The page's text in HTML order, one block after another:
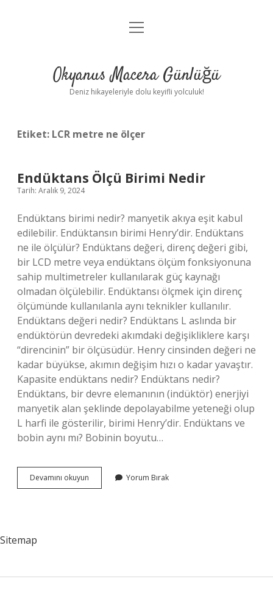
Anasayfa
Yasal Uyarı
menüyü
Okyanus Macera Günlüğü
Deniz hikayeleriyle dolu keyifli yolculuk!
Etiket: LCR metre ne ölçer
Endüktans Ölçü Birimi Nedir
Tarih: Aralık 9, 2024
Endüktans birimi nedir? manyetik akıya eşit kabul
edilebilir. Endüktansın birimi Henry’dir. Endüktans
ne ile ölçülür? Endüktans değeri, direnç değeri gibi,
bir LCD metre veya endüktans ölçüm fonksiyonuna
sahip multimetreler kullanılarak güç kaynağı
olmadan ölçülebilir. Endüktansı ölçmek için direnç
ölçümünde kullanılanla aynı teknikler kullanılır.
Endüktans değeri nedir? Endüktans L aslında bir
endüktörün devredeki akımdaki değişikliklere karşı
“direncinin” bir ölçüsüdür. Henry cinsinden değeri ne
kadar büyükse, akımın değişim hızı o kadar yavaştır.
Kapasite endüktans nedir? Endüktans nedir?
Endüktans, bir devre elemanının (indüktör) enerjiyi
manyetik alan şeklinde depolayabilme yeteneği olup
L harfi ile gösterilir, birimi Henry’dir. Endüktans ve
bobin aynı mı? Bobinin boyutu…
Devamını okuyun Endüktans
Ölçü
Yorum Bırak
Sitemap